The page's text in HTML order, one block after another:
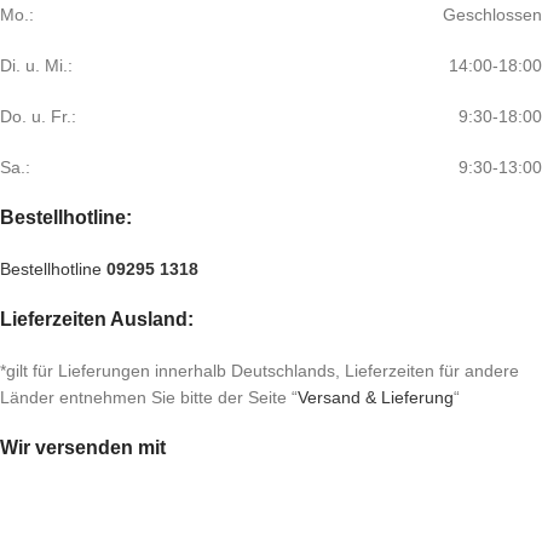
Mo.: Geschlossen
Di. u. Mi.: 14:00-18:00
Do. u. Fr.: 9:30-18:00
Sa.: 9:30-13:00
Bestellhotline:
Bestellhotline 09295 1318
Lieferzeiten Ausland:
*gilt für Lieferungen innerhalb Deutschlands, Lieferzeiten für andere
Länder entnehmen Sie bitte der Seite “Versand & Lieferung“
Wir versenden mit